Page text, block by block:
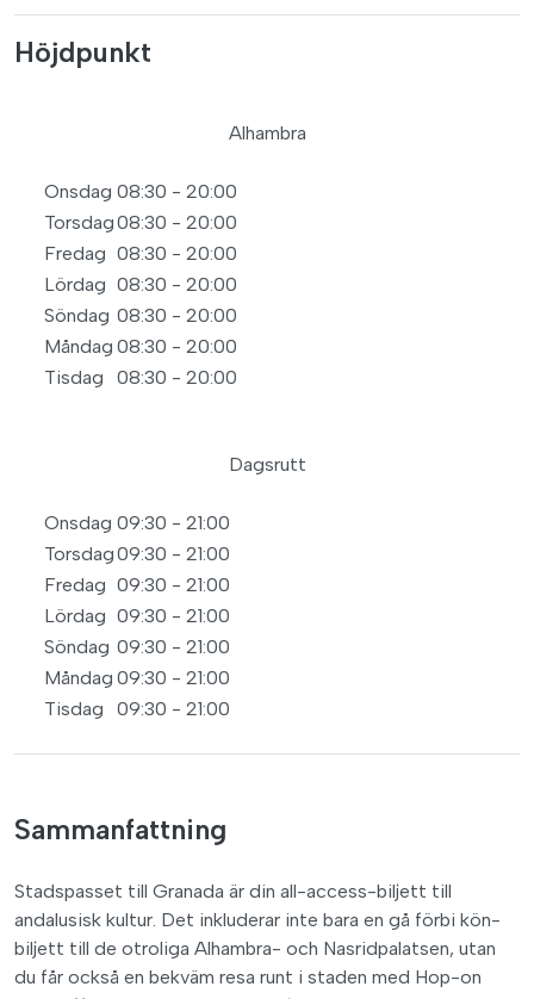
Höjdpunkt
Alhambra
Onsdag 08:30 - 20:00
Torsdag08:30 - 20:00
Fredag 08:30 - 20:00
Lördag 08:30 - 20:00
Söndag 08:30 - 20:00
Måndag 08:30 - 20:00
Tisdag
08:30 - 20:00
Dagsrutt
Onsdag 09:30 - 21:00
Torsdag09:30 - 21:00
Fredag 09:30 - 21:00
Lördag 09:30 - 21:00
Söndag 09:30 - 21:00
Måndag 09:30 - 21:00
Tisdag
09:30 - 21:00
Sammanfattning
Stadspasset till Granada är din all-access-biljett till
andalusisk kultur. Det inkluderar inte bara en gå förbi kön-
biljett till de otroliga Alhambra- och Nasridpalatsen, utan
du får också en bekväm resa runt i staden med Hop-on